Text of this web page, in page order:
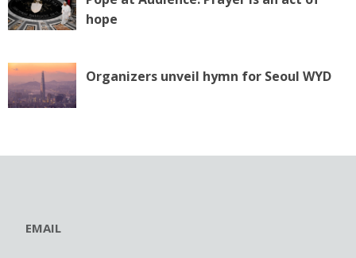
hope
Organizers unveil hymn for Seoul WYD
EMAIL